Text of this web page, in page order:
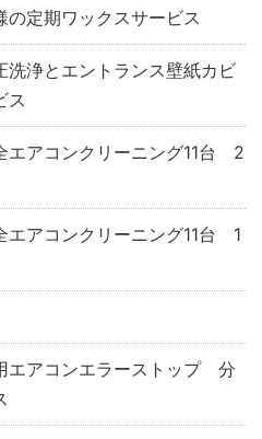
定期ワックスサービス
浄とエントランス壁紙カビ
ス
アコンクリーニング11台 2
アコンクリーニング11台 1
アコンエラーストップ 分